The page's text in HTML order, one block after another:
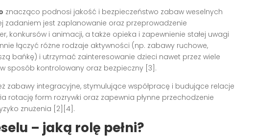
znacząco podnosi jakość i bezpieczeństwo zabaw weselnych
zadaniem jest zaplanowanie oraz przeprowadzenie
konkursów i animacji, a także opieka i zapewnienie stałej uwagi
łączyć różne rodzaje aktywności (np. zabawy ruchowe,
bańkę) i utrzymać zainteresowanie dzieci nawet przez wiele
sposób kontrolowany oraz bezpieczny [3].
zabawy integracyjne, stymulujące współpracę i budujące relacje
rotację form rozrywki oraz zapewnia płynne przechodzenie
znużenia [2][4].
– jaką rolę pełni?